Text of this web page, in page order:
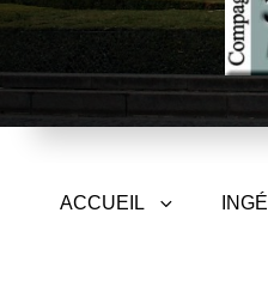
CGPP –
ACCUEIL